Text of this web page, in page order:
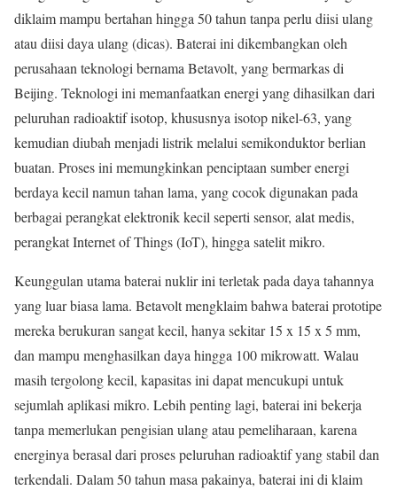
diklaim mampu bertahan hingga 50 tahun tanpa perlu diisi ulang
atau diisi daya ulang (dicas). Baterai ini dikembangkan oleh
perusahaan teknologi bernama Betavolt, yang bermarkas di
Beijing. Teknologi ini memanfaatkan energi yang dihasilkan dari
peluruhan radioaktif isotop, khususnya isotop nikel-63, yang
kemudian diubah menjadi listrik melalui semikonduktor berlian
buatan. Proses ini memungkinkan penciptaan sumber energi
berdaya kecil namun tahan lama, yang cocok digunakan pada
berbagai perangkat elektronik kecil seperti sensor, alat medis,
perangkat Internet of Things (IoT), hingga satelit mikro.
Keunggulan utama baterai nuklir ini terletak pada daya tahannya
yang luar biasa lama. Betavolt mengklaim bahwa baterai prototipe
mereka berukuran sangat kecil, hanya sekitar 15 x 15 x 5 mm,
dan mampu menghasilkan daya hingga 100 mikrowatt. Walau
masih tergolong kecil, kapasitas ini dapat mencukupi untuk
sejumlah aplikasi mikro. Lebih penting lagi, baterai ini bekerja
tanpa memerlukan pengisian ulang atau pemeliharaan, karena
energinya berasal dari proses peluruhan radioaktif yang stabil dan
terkendali. Dalam 50 tahun masa pakainya, baterai ini di klaim